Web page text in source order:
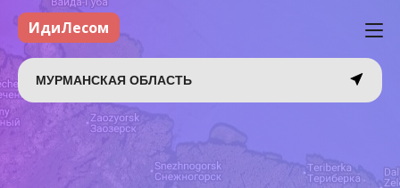
ИдиЛесом
МУРМАНСКАЯ ОБЛАСТЬ